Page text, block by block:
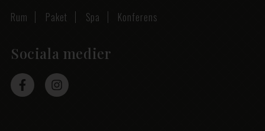
Rum Paket Spa Konferens
Sociala medier